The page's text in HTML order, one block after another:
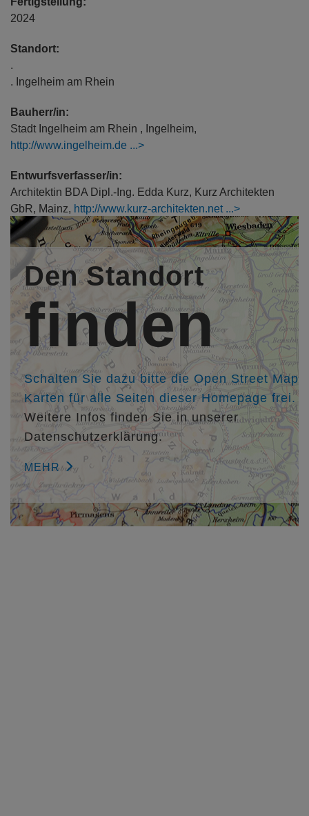
2024
Standort:
.
. Ingelheim am Rhein
Bauherr/in:
Stadt Ingelheim am Rhein , Ingelheim,
http://www.ingelheim.de
Entwurfsverfasser/in:
Architektin BDA Dipl.-Ing. Edda Kurz, Kurz Architekten
GbR, Mainz, http://www.kurz-architekten.net
Mitarbeiter/in:
M.Sc. Anna Gessner
Elisabetta Cipolla
Lena Bader
Kollegen/in:
Landschaftsarchitektin Dipl.-Ing. (FH) Verena Dörhöfer,
Dörhöfer & Partner, Engelstadt,
http://www.doerhoefer-
planung.de
Den Standort
finden
Schalten Sie dazu bitte die Open Street Map
Karten für alle Seiten dieser Homepage frei.
Weitere Infos finden Sie in unserer
Datenschutzerklärung.
MEHR